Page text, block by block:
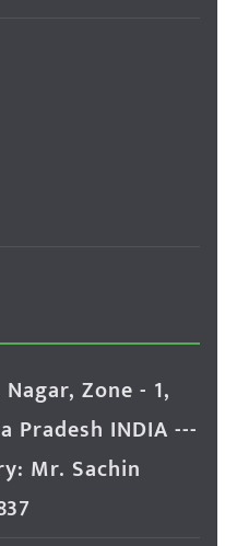
Zone - 1,
Pradesh INDIA ---
Mr. Sachin